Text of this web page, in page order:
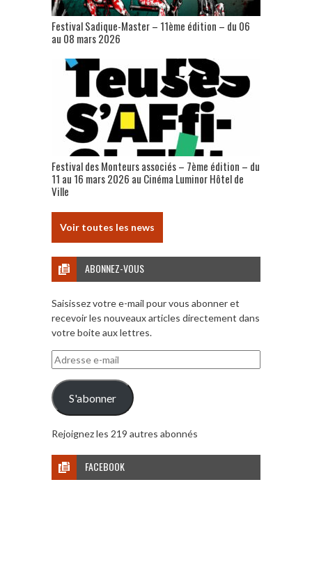
Festival Sadique-Master – 11ème édition – du 06
au 08 mars 2026
Festival des Monteurs associés – 7ème édition – du
11 au 16 mars 2026 au Cinéma Luminor Hôtel de
Ville
Voir toutes les news
ABONNEZ-VOUS
Saisissez votre e-mail pour vous abonner et
recevoir les nouveaux articles directement dans
votre boite aux lettres.
Adresse
e-
mail
S'abonner
Rejoignez les 219 autres abonnés
FACEBOOK